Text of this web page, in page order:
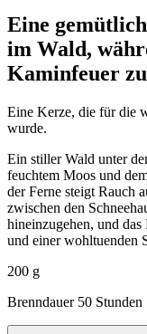
Eine
im Wald,
Kaminfeuer
Eine Kerze, die für die
wurde.
Ein stiller Wald unter
feuchtem Moos und
der Ferne steigt Rauch
zwischen den
hineinzugehen, und
und einer wohltuenden
200 g
Brenndauer 50 Stunden